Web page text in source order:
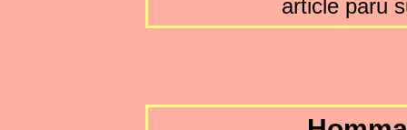
article paru